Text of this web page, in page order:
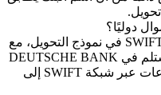
أدخل DEUTDE8E كرمز SWIFT/BIC في نموذج التحويل، مع
رقم IBAN أو رقم حساب المستلم في DEUTSCHE BANK
AG. تُوجِّه Covercy Pay المدفوعات عبر شبكة SWIFT إلى